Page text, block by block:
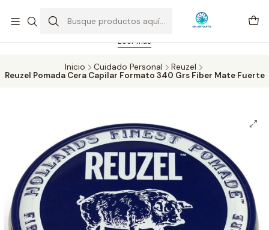
Feriado 21-05-2026 atención hasta las 14 hrs. Envío GRATIS mismo
día solo área Metropolitana Santiago por compras desde CLP 39.900.
Pedidos hasta 16 hrs., sábados y domingos hasta 14 hrs.
Leer más
Inicio Cuidado Personal
Reuzel
Reuzel Pomada Cera Capilar Formato 340 Grs Fiber Mate Fuerte